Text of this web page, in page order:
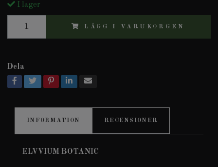
I lager
LÄGG I VARUKORGEN
Dela
INFORMATION RECENSIONER
ELVVIUM BOTANIC